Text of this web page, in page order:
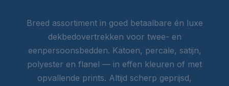
Breed assortiment in goed betaalbare én luxe
dekbedovertrekken voor twee- en
eenpersoonsbedden. Katoen, percale, satijn,
polyester en flanel — in effen kleuren of met
opvallende prints. Altijd scherp geprijsd,